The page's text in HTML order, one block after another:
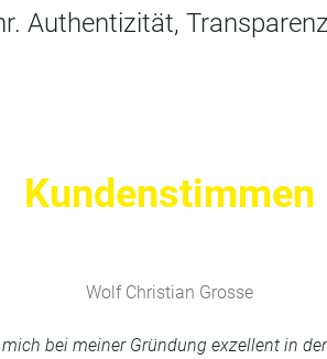
Authentizität,
Kundenstimmen
Wolf Christian Grosse
mich bei meiner Gründung exzellent in